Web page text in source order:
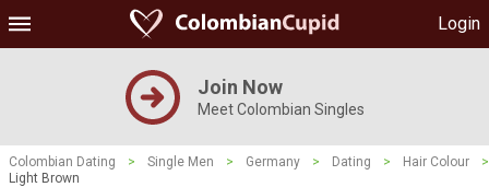
Login
Join Now
Meet Colombian Singles
Colombian Dating > Single Men > Germany > Dating > Hair Colour
>
Light Brown